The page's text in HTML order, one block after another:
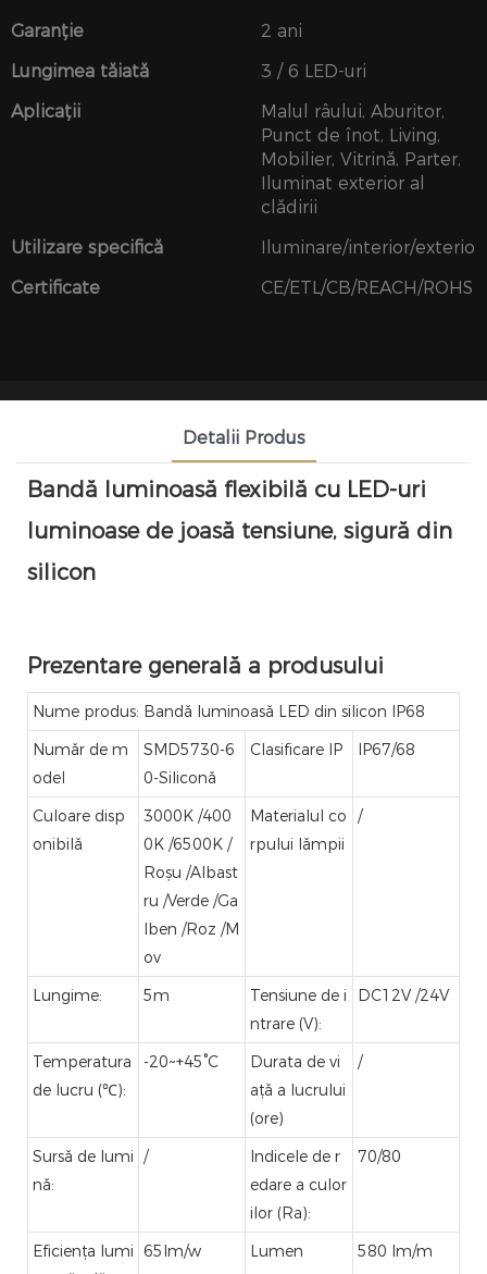
Garanție
2 ani
Lungimea tăiată
3 / 6 LED-uri
Aplicații
Malul râului, Aburitor,
Punct de înot, Living,
Mobilier, Vitrină, Parter,
Iluminat exterior al
clădirii
Utilizare specifică
Iluminare/interior/exterior
Certificate
CE/ETL/CB/REACH/ROHS
Detalii Produs
Bandă luminoasă flexibilă cu LED-uri
luminoase de joasă tensiune, sigură din
silicon
Prezentare generală a produsului
Nume produs: Bandă luminoasă LED din silicon IP68
Număr de m
odel
SMD5730-6
0-Siliconă
Clasificare IP IP67/68
Culoare disp
onibilă
3000K /400
0K /6500K /
Roșu /Albast
ru /Verde /Ga
lben /Roz /M
ov
Materialul co
rpului lămpii
/
Lungime: 5m
Tensiune de i
ntrare (V):
DC12V /24V
Temperatura
de lucru (℃):
-20~+45°C
Durata de vi
ață a lucrului
(ore)
/
Sursă de lumi
nă:
/
Indicele de r
edare a culor
ilor (Ra):
70/80
Eficiența lumi 65lm/w Lumen 580 lm/m